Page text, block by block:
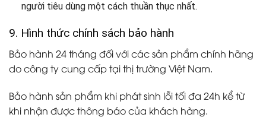
người tiêu dùng một cách thuần thục nhất.
9. Hình thức chính sách bảo hành
Bảo hành 24 tháng đối với các sản phẩm chính hãng
do công ty cung cấp tại thị trường Việt Nam.
Bảo hành sản phẩm khi phát sinh lỗi tối đa 24h kể từ
khi nhận được thông báo của khách hàng.